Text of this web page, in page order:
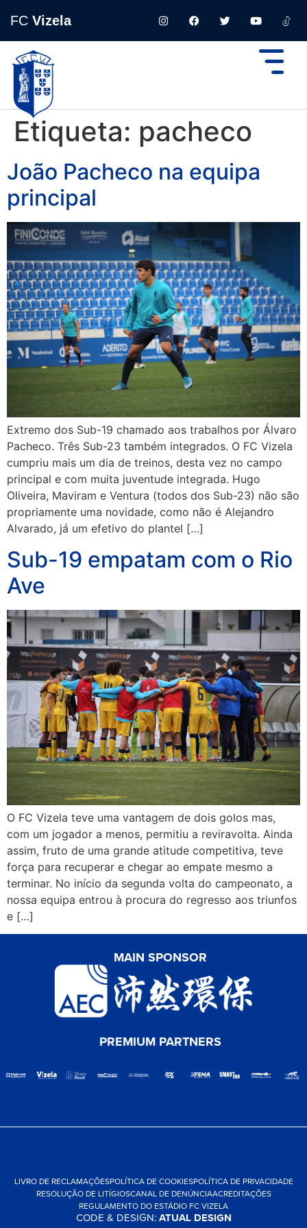
FC Vizela
Etiqueta: pacheco
João Pacheco na equipa
principal
Extremo dos Sub-19 chamado aos trabalhos por Álvaro
Pacheco. Três Sub-23 também integrados. O FC Vizela
cumpriu mais um dia de treinos, desta vez no campo
principal e com muita juventude integrada. Hugo
Oliveira, Maviram e Ventura (todos dos Sub-23) não são
propriamente uma novidade, como não é Alejandro
Alvarado, já um efetivo do plantel […]
Sub-19 empatam com o Rio
Ave
O FC Vizela teve uma vantagem de dois golos mas,
com um jogador a menos, permitiu a reviravolta. Ainda
assim, fruto de uma grande atitude competitiva, teve
força para recuperar e chegar ao empate mesmo a
terminar. No início da segunda volta do campeonato, a
nossa equipa entrou à procura do regresso aos triunfos
e […]
MAIN SPONSOR
PREMIUM PARTNERS
LIVRO DE RECLAMAÇÕESPOLÍTICA DE COOKIESPOLÍTICA DE PRIVACIDADE
RESOLUÇÃO DE LITÍGIOSCANAL DE DENÚNCIAACREDITAÇÕES
REGULAMENTO DO ESTÁDIO FC VIZELA
CODE & DESIGN:ATUAL DESIGN